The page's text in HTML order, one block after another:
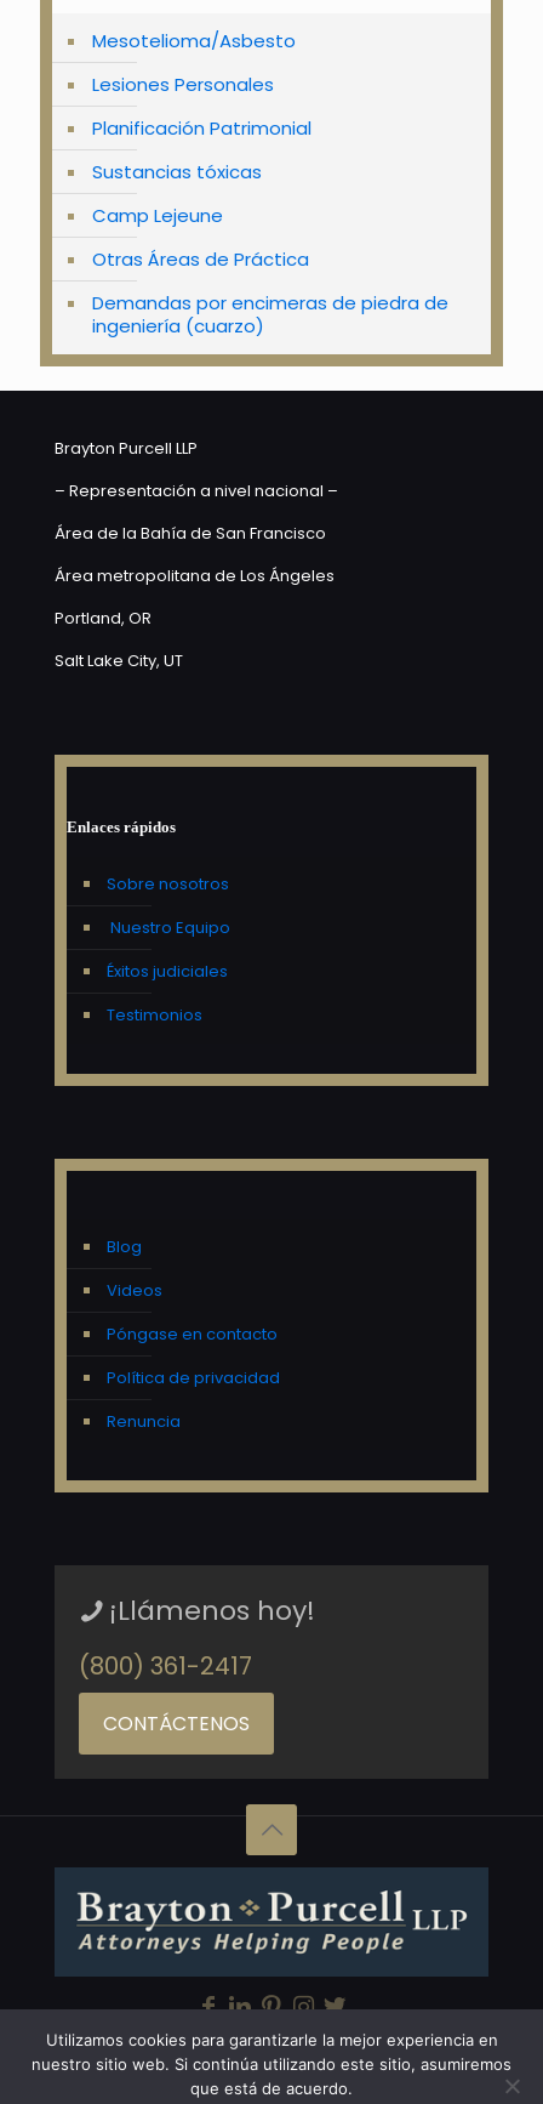
Mesotelioma/Asbesto
Lesiones Personales
Planificación Patrimonial
Sustancias tóxicas
Camp Lejeune
Otras Áreas de Práctica
Demandas por encimeras de piedra de
ingeniería (cuarzo)
Brayton Purcell LLP
– Representación a nivel nacional –
Área de la Bahía de San Francisco
Área metropolitana de Los Ángeles
Portland, OR
Salt Lake City, UT
Enlaces rápidos
Sobre nosotros
Nuestro Equipo
Éxitos judiciales
Testimonios
Blog
Videos
Póngase en contacto
Política de privacidad
Renuncia
¡Llámenos hoy!
(800) 361-2417
CONTÁCTENOS
Copyright © Brayton Purcell LLP, 2026. All Rights
Reserved
Utilizamos cookies para garantizarle la mejor experiencia en
nuestro sitio web. Si continúa utilizando este sitio, asumiremos
que está de acuerdo.